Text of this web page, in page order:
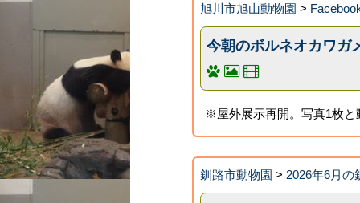
旭川市旭山動物園 >
今朝のボルネオカワガ
※屋外展示再開。写真1枚と
釧路市動物園 > 2026年6月の